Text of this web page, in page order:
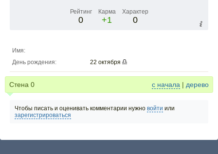
Рейтинг
0
Карма
+1
Характер
0
Имя:
День рождения:
22 октября
Стена 0 с начала | дерево
Чтобы писать и оценивать комментарии нужно войти или
зарегистрироваться